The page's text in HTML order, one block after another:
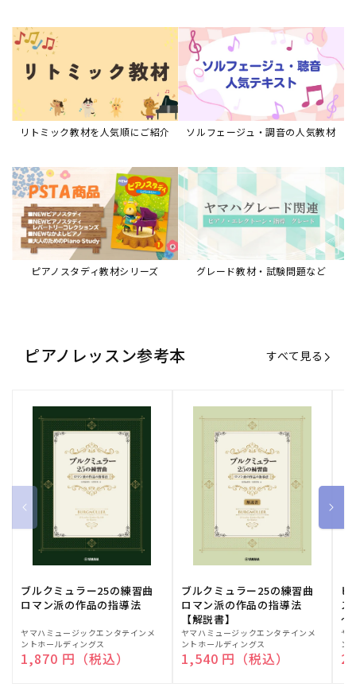
リトミック教材を人気順にご紹介 ソルフェージュ・調音の人気教材
ピアノスタディ教材シリーズ グレード教材・試験問題など
ピアノレッスン参考本 すべて見る
ブルクミュラー25の練習曲
ロマン派の作品の指導法
販
売
元:
ヤマハミュージックエンタテインメ
ントホールディングス
通常価格
1,870 円（税込）
ブルクミュラー25の練習曲
ロマン派の作品の指導法
【解説書】
販
売
元:
ヤマハミュージックエンタテインメ
ントホールディングス
通常価格
1,540 円（税込）
ピ
ス
～
販
売
元:
ヤ
ン